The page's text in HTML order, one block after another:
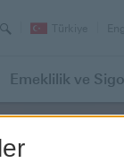
Arama
Emeklilik ve